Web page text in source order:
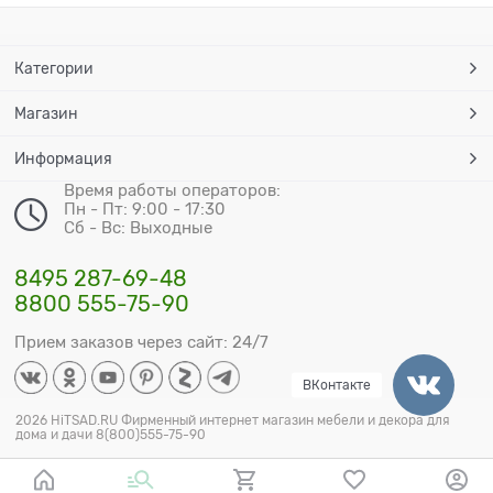
Категории
Магазин
Информация
Время работы операторов:
Пн - Пт: 9:00 - 17:30
Сб - Вс: Выходные
8495 287-69-48
8800 555-75-90
Прием заказов через сайт: 24/7
2026 HiTSAD.RU Фирменный интернет магазин мебели и декора для
дома и дачи 8(800)555-75-90
ВКонтакте